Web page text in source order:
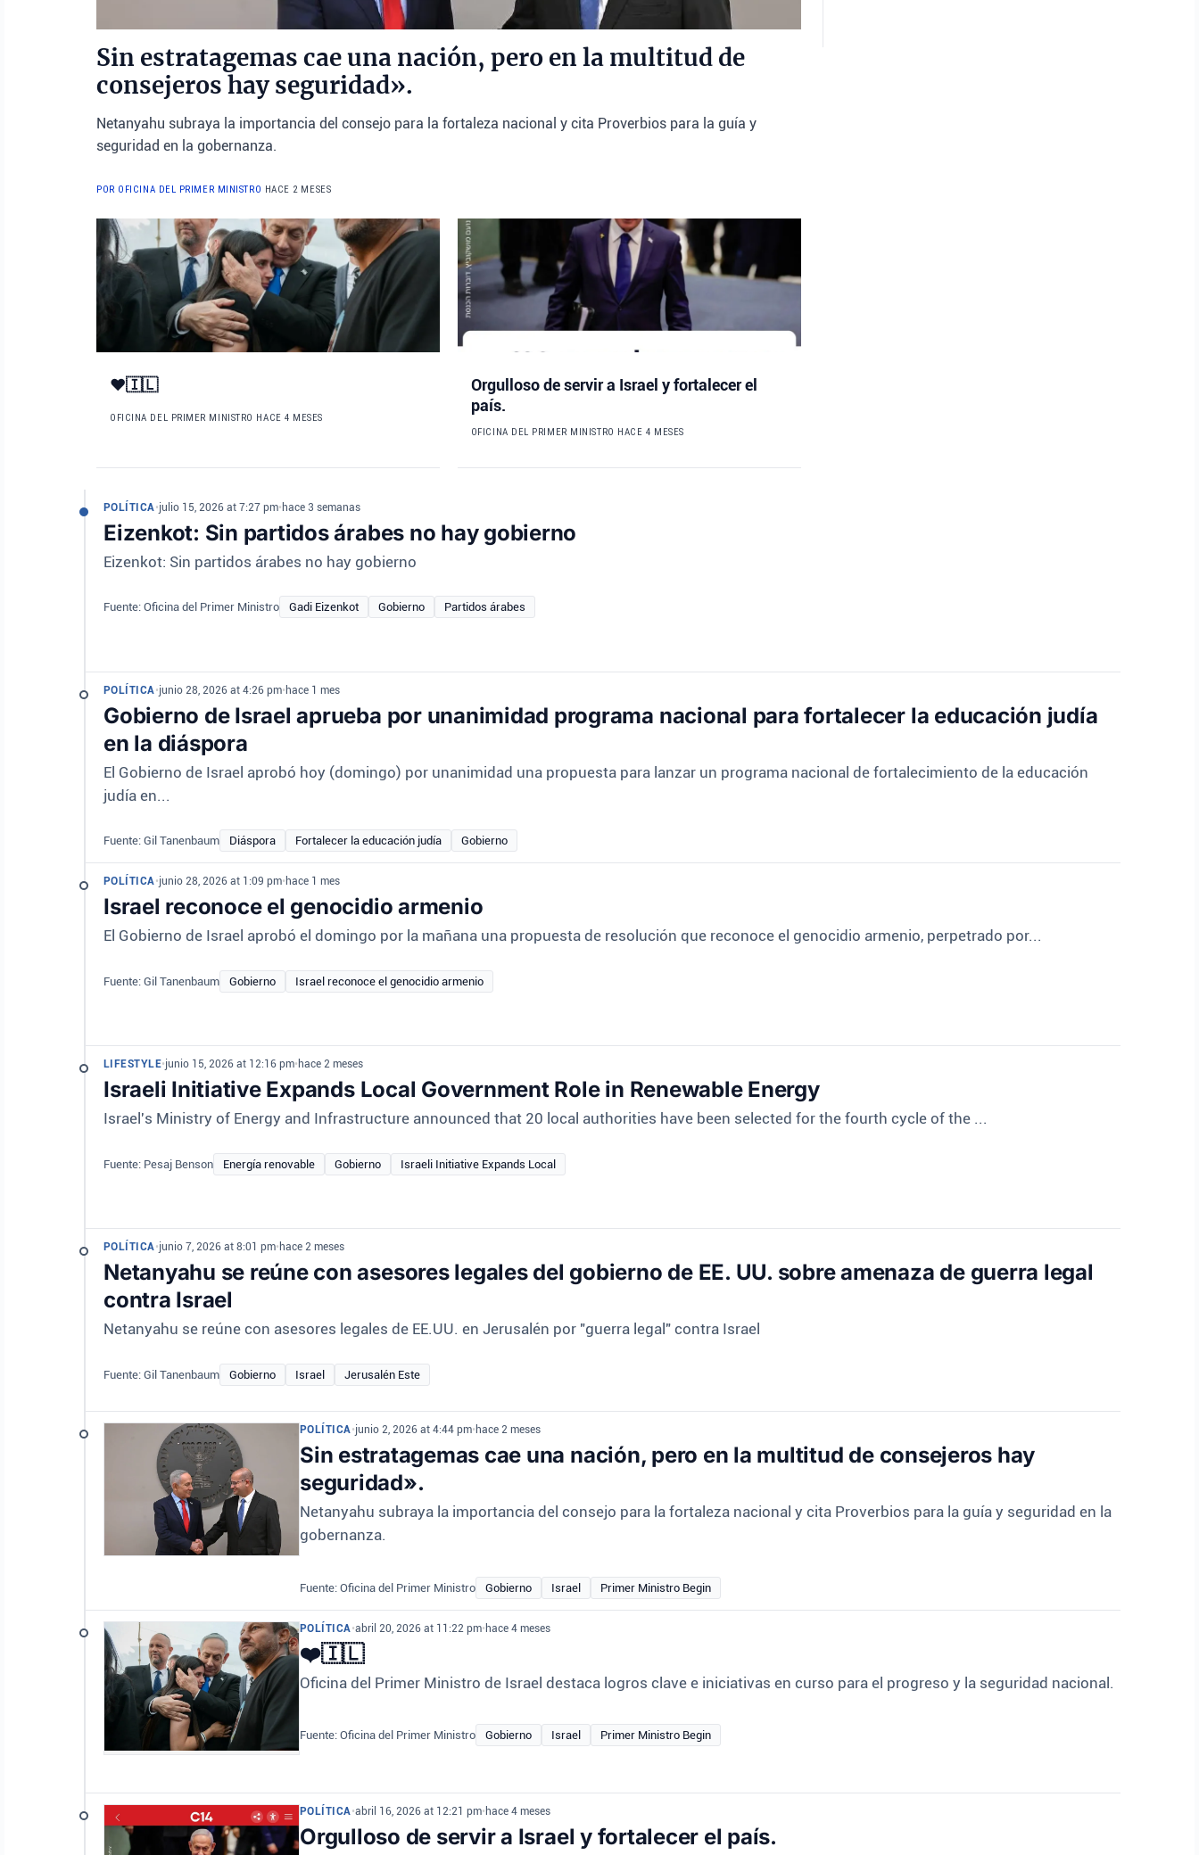
Sin estratagemas cae una nación, pero en la multitud de
consejeros hay seguridad».
Netanyahu subraya la importancia del consejo para la fortaleza nacional y cita Proverbios para la guía y
seguridad en la gobernanza.
POR OFICINA DEL PRIMER MINISTRO HACE 2 MESES
❤️🇮🇱
OFICINA DEL PRIMER MINISTRO HACE 4 MESES
Orgulloso de servir a Israel y fortalecer el
país.
OFICINA DEL PRIMER MINISTRO HACE 4 MESES
POLÍTICA•julio 15, 2026 at 7:27 pm• hace 3 semanas
Eizenkot: Sin partidos árabes no hay gobierno
Eizenkot: Sin partidos árabes no hay gobierno
Fuente: Oficina del Primer Ministro Gadi Eizenkot Gobierno Partidos árabes
POLÍTICA•junio 28, 2026 at 4:26 pm• hace 1 mes
Gobierno de Israel aprueba por unanimidad programa nacional para fortalecer la educación judía
en la diáspora
El Gobierno de Israel aprobó hoy (domingo) por unanimidad una propuesta para lanzar un programa nacional de fortalecimiento de la educación
judía en...
Fuente: Gil Tanenbaum Diáspora Fortalecer la educación judía Gobierno
POLÍTICA•junio 28, 2026 at 1:09 pm• hace 1 mes
Israel reconoce el genocidio armenio
El Gobierno de Israel aprobó el domingo por la mañana una propuesta de resolución que reconoce el genocidio armenio, perpetrado por...
Fuente: Gil Tanenbaum Gobierno Israel reconoce el genocidio armenio
LIFESTYLE•junio 15, 2026 at 12:16 pm• hace 2 meses
Israeli Initiative Expands Local Government Role in Renewable Energy
Israel's Ministry of Energy and Infrastructure announced that 20 local authorities have been selected for the fourth cycle of the ...
Fuente: Pesaj Benson Energía renovable Gobierno Israeli Initiative Expands Local
POLÍTICA•junio 7, 2026 at 8:01 pm• hace 2 meses
Netanyahu se reúne con asesores legales del gobierno de EE. UU. sobre amenaza de guerra legal
contra Israel
Netanyahu se reúne con asesores legales de EE.UU. en Jerusalén por "guerra legal" contra Israel
Fuente: Gil Tanenbaum Gobierno Israel Jerusalén Este
POLÍTICA•junio 2, 2026 at 4:44 pm• hace 2 meses
Sin estratagemas cae una nación, pero en la multitud de consejeros hay
seguridad».
Netanyahu subraya la importancia del consejo para la fortaleza nacional y cita Proverbios para la guía y seguridad en la
gobernanza.
Fuente: Oficina del Primer Ministro Gobierno Israel Primer Ministro Begin
POLÍTICA•abril 20, 2026 at 11:22 pm• hace 4 meses
❤️🇮🇱
Oficina del Primer Ministro de Israel destaca logros clave e iniciativas en curso para el progreso y la seguridad nacional.
Fuente: Oficina del Primer Ministro Gobierno Israel Primer Ministro Begin
POLÍTICA•abril 16, 2026 at 12:21 pm• hace 4 meses
Orgulloso de servir a Israel y fortalecer el país.